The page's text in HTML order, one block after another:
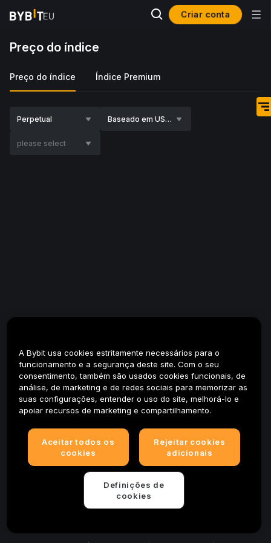
Criar conta
Preço do índice
Preço do índice Índice Premium
Perpetual Baseado em USDC
please select
A Bybit usa cookies estritamente necessários para o
funcionamento e a segurança deste site. Com o seu
consentimento, também são usados cookies funcionais, de
análise, de marketing e de redes sociais para memorizar as
suas configurações, entender o uso do site, melhorá-lo e
apoiar recursos de marketing e compartilhamento.
Aceitar todos os
cookies
Rejeitar cookies
adicionais
Definições de
cookies